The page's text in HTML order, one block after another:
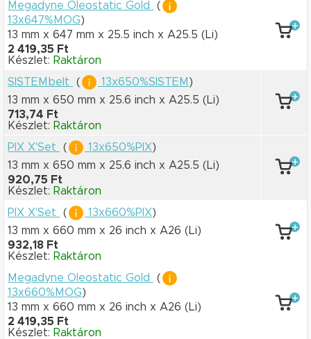
Megadyne Oleostatic Gold
(
13x647%MOG)
13 mm x 647 mm x 25.5 inch x A25.5 (Li)
2 419,35 Ft
Készlet: Raktáron
SISTEMbelt
( 13x650%SISTEM )
13 mm x 650 mm x 25.6 inch x A25.5 (Li)
713,74 Ft
Készlet: Raktáron
PIX X'Set
( 13x650%PIX)
13 mm x 650 mm x 25.6 inch x A25.5 (Li)
920,75 Ft
Készlet: Raktáron
PIX X'Set
( 13x660%PIX)
13 mm x 660 mm x 26 inch x A26 (Li)
932,18 Ft
Készlet: Raktáron
Megadyne Oleostatic Gold
(
13x660%MOG)
13 mm x 660 mm x 26 inch x A26 (Li)
2 419,35 Ft
Készlet: Raktáron